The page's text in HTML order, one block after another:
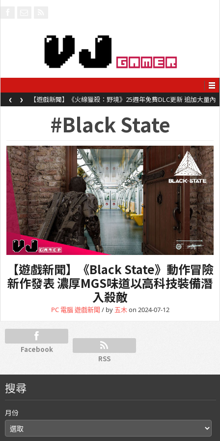
【遊戲新聞】《火線獵殺：野境》25週年免費DLC更新 追加大量內
容同時系舊作限時超平價折扣
‹ ›
#Black State
【遊戲新聞】《Black State》動作冒險
新作發表 濃厚MGS味道以高科技裝備潛
入殺敵
PC 電腦遊戲新聞 / by 五木on 2024-07-12
Facebook
RSS
搜尋
月份